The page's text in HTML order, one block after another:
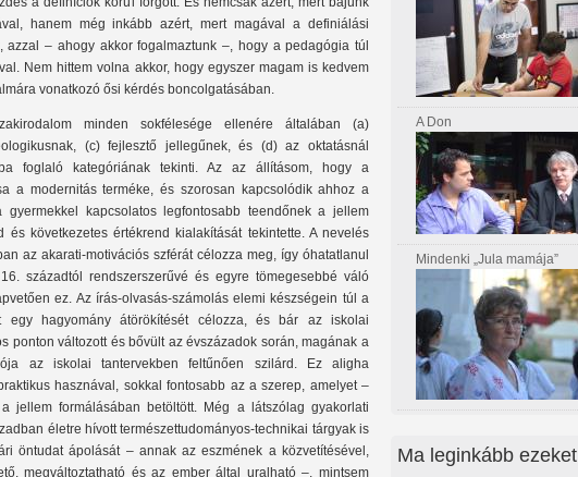
hanem még inkább azért, mert magával a definiálási
azzal – ahogy akkor fogalmaztunk –, hogy a pedagógia túl
Nem hittem volna akkor, hogy egyszer magam is kedvem
vonatkozó ősi kérdés boncolgatásában.
minden sokfélesége ellenére általában (a)
(c) fejlesztő jellegűnek, és (d) az oktatásnál
foglaló kategóriának tekinti. Az az állításom, hogy a
a modernitás terméke, és szorosan kapcsolódik ahhoz a
gyermekkel kapcsolatos legfontosabb teendőnek a jellem
és következetes értékrend kialakítását tekintette. A nevelés
az akarati-motivációs szférát célozza meg, így óhatatlanul
századtól rendszerszerűvé és egyre tömegesebbé váló
ez. Az írás-olvasás-számolás elemi készségein túl a
egy hagyomány átörökítését célozza, és bár az iskolai
ponton változott és bővült az évszázadok során, magának a
az iskolai tantervekben feltűnően szilárd. Ez aligha
hasznával, sokkal fontosabb az a szerep, amelyet –
jellem formálásában betöltött. Még a látszólag gyakorlati
életre hívott természettudományos-technikai tárgyak is
öntudat ápolását – annak az eszmének a közvetítésével,
megváltoztatható és az ember által uralható –, mintsem
A Don
Mindenki „Jula mamája”
Ma leginkább ezeket